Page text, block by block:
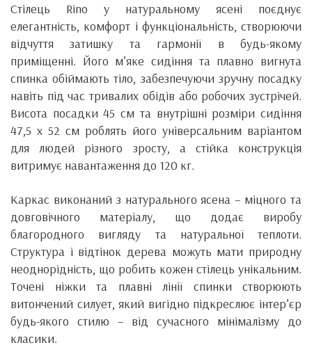
Стілець Rino у натуральному ясені поєднує
елегантність, комфорт і функціональність, створюючи
відчуття затишку та гармонії в будь-якому
приміщенні. Його м’яке сидіння та плавно вигнута
спинка обіймають тіло, забезпечуючи зручну посадку
навіть під час тривалих обідів або робочих зустрічей.
Висота посадки 45 см та внутрішні розміри сидіння
47,5 х 52 см роблять його універсальним варіантом
для людей різного зросту, а стійка конструкція
витримує навантаження до 120 кг.
Каркас виконаний з натурального ясена – міцного та
довговічного матеріалу, що додає виробу
благородного вигляду та натуральної теплоти.
Структура і відтінок дерева можуть мати природну
неоднорідність, що робить кожен стілець унікальним.
Точені ніжки та плавні лінії спинки створюють
витончений силует, який вигідно підкреслює інтер’єр
будь-якого стилю – від сучасного мінімалізму до
класики.